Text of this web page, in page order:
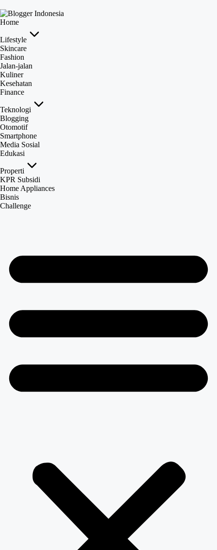
Home
Lifestyle
Skincare
Fashion
Jalan-jalan
Kuliner
Kesehatan
Finance
Teknologi
Blogging
Otomotif
Smartphone
Media Sosial
Edukasi
Properti
KPR Subsidi
Home Appliances
Bisnis
Challenge